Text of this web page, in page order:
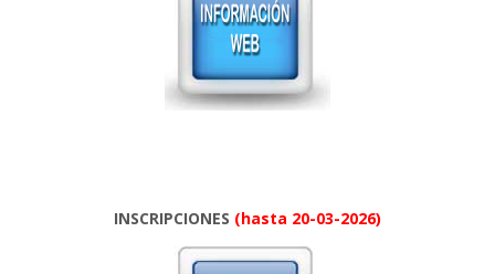
INSCRIPCIONES (hasta 20-03-2026)